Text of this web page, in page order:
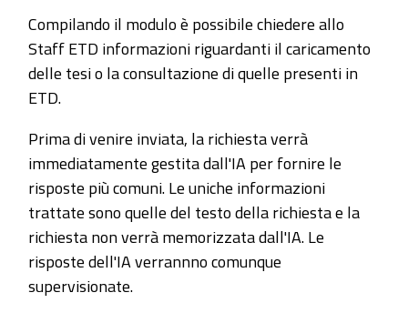
Compilando il modulo è possibile chiedere allo
Staff ETD informazioni riguardanti il caricamento
delle tesi o la consultazione di quelle presenti in
ETD.
Prima di venire inviata, la richiesta verrà
immediatamente gestita dall'IA per fornire le
risposte più comuni. Le uniche informazioni
trattate sono quelle del testo della richiesta e la
richiesta non verrà memorizzata dall'IA. Le
risposte dell'IA verrannno comunque
supervisionate.